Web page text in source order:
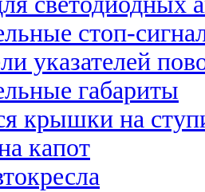
стоп-
указателей
габариты
крышки на
капот